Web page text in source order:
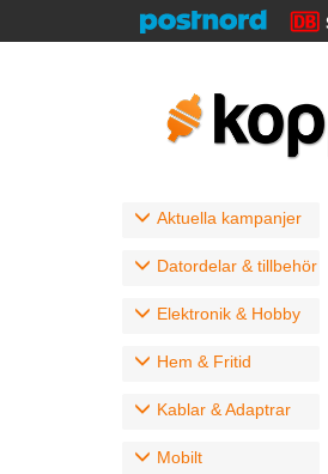
Aktuella kampanjer
Datordelar & tillbehör
Elektronik & Hobby
Hem & Fritid
Kablar & Adaptrar
Mobilt